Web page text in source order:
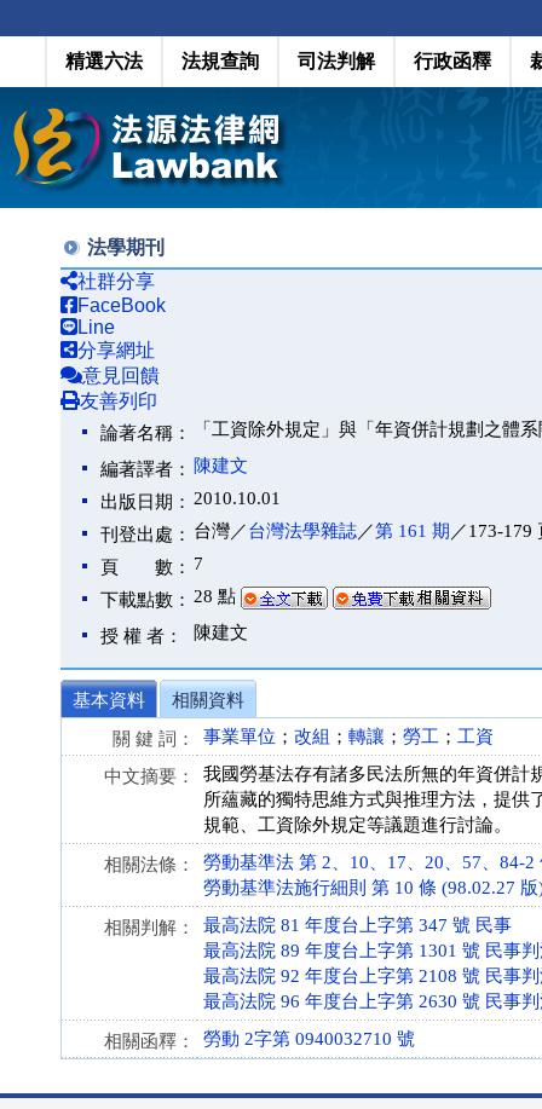
精選六法 法規查詢 司法判解 行政函釋
法學期刊
社群分享
FaceBook
Line
分享網址
意見回饋
友善列印
論著名稱： 「工資除外規定」與「年資併計規劃之體
編著譯者：
陳建文
出版日期： 2010.10.01
刊登出處： 台灣／台灣法學雜誌／第 161 期 ／173-179
頁 數： 7
下載點數： 28 點
授 權 者： 陳建文
基本資料
相關資料
關 鍵 詞：
事業單位 ； 改組 ； 轉讓 ； 勞工 ； 工資
中文摘要：
我國勞基法存有諸多民法所無的年資併計
所蘊藏的獨特思維方式與推理方法，提
規範、工資除外規定等議題進行討論。
相關法條：
勞動基準法 第 2、10、17、20、57、84-2
勞動基準法施行細則 第 10 條 (98.02.27 版
相關判解：
最高法院 81 年度台上字第 347 號 民事
最高法院 89 年度台上字第 1301 號 民事
最高法院 92 年度台上字第 2108 號 民事
最高法院 96 年度台上字第 2630 號 民事
相關函釋： 勞動 2字第 0940032710 號